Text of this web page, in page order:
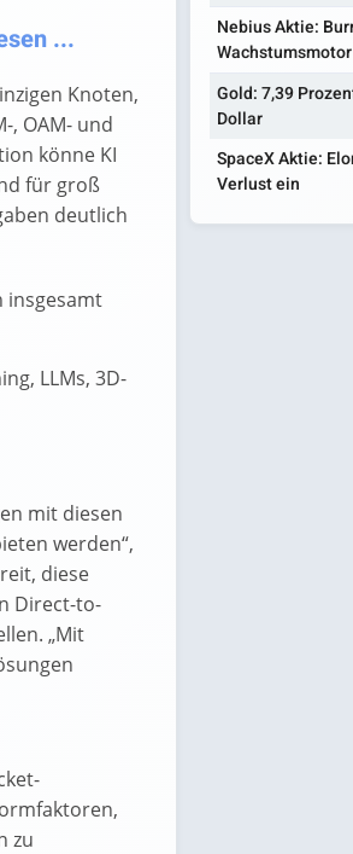
...
Knoten,
, OAM- und
könne KI
für groß
deutlich
insgesamt
LLMs, 3D-
mit diesen
werden“,
diese
Direct-to-
„Mit
zu
Nebius Aktie:
Wachstumsmotor
Gold: 7,39
Dollar
SpaceX Aktie:
Verlust ein